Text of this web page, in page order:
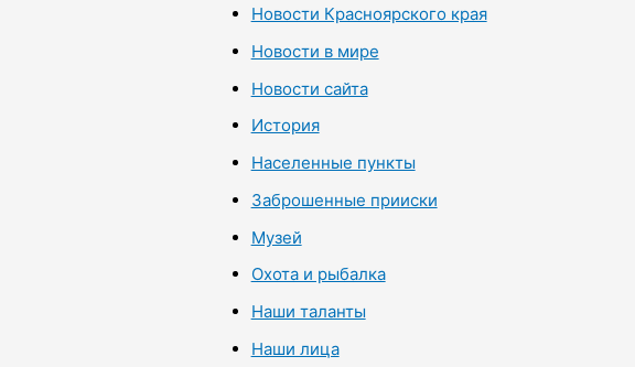
Новости Красноярского края
Новости в мире
Новости сайта
История
Населенные пункты
Заброшенные прииски
Музей
Охота и рыбалка
Наши таланты
Наши лица